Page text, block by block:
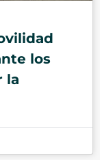
los
la